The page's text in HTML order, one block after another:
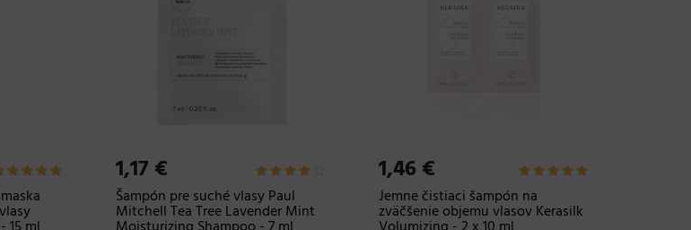
1,17 €
Osviežujúci kondicionér Paul
Mitchell Tea Tree Special The
1,46 €
Regeneračný šampón a
kondicionér pre suché a